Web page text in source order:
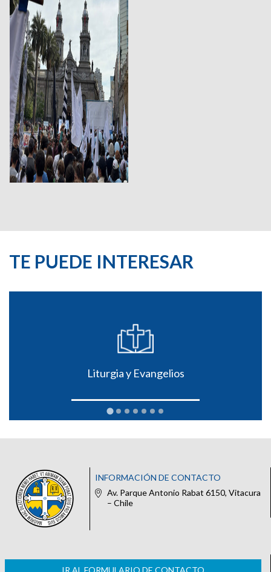
TE PUEDE INTERESAR
Liturgia y Evangelios
INFORMACIÓN DE CONTACTO
Av. Parque Antonio Rabat 6150, Vitacura
– Chile